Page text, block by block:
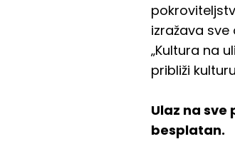
izražava
„Kultura na
približi
Ulaz na sve
besplatan.